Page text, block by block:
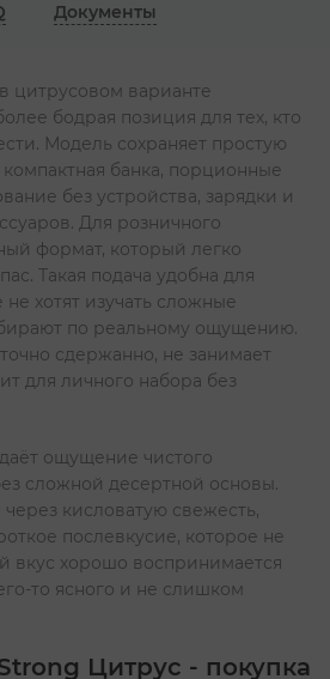
Документы
цитрусовом варианте
бодрая позиция для тех, кто
Модель сохраняет простую
банка, порционные
без устройства, зарядки и
Для розничного
формат, который легко
Такая подача удобна для
хотят изучать сложные
по реальному ощущению.
сдержанно, не занимает
для личного набора без
ощущение чистого
сложной десертной основы.
кисловатую свежесть,
послевкусие, которое не
вкус хорошо воспринимается
то ясного и не слишком
Цитрус - покупка